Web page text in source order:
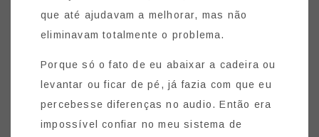
que até ajudavam a melhorar, mas não
eliminavam totalmente o problema.
Porque só o fato de eu abaixar a cadeira ou
levantar ou ficar de pé, já fazia com que eu
percebesse diferenças no audio. Então era
impossível confiar no meu sistema de